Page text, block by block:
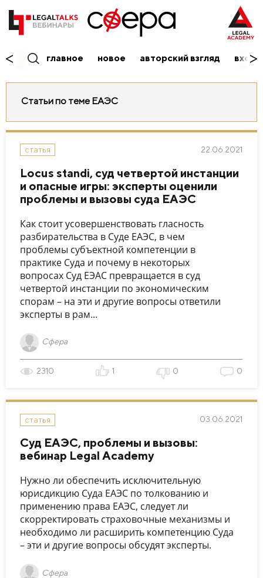
главное новое авторский взгляд вход/
Статьи по теме ЕАЭС
статья 22.06.2021
Locus standi, суд четвертой инстанции
и опасные игры: эксперты оценили
проблемы и вызовы суда ЕАЭС
Как стоит усовершенствовать гласность
разбирательства в Суде ЕАЭС, в чем
проблемы субъектной компетенции в
практике Суда и почему в некоторых
вопросах Суд ЕЭАС превращается в суд
четвертой инстанции по экономическим
спорам – на эти и другие вопросы ответили
эксперты в рам...
Сфера
2310 1 0 0
статья 03.06.2021
Суд ЕАЭС, проблемы и вызовы:
вебинар Legal Academy
Нужно ли обеспечить исключительную
юрисдикцию Суда ЕАЭС по толкованию и
применению права ЕАЭС, следует ли
скорректировать страховочные механизмы и
необходимо ли расширить компетенцию Суда
– эти и другие вопросы обсудят эксперты.
Сфера